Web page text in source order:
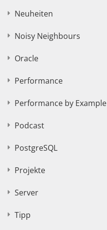
Neuheiten
Noisy Neighbours
Oracle
Performance
Performance by Example
Podcast
PostgreSQL
Projekte
Server
Tipp